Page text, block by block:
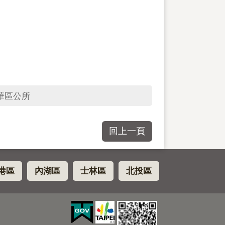
區公所
回上一頁
區 內湖區 士林區 北投區